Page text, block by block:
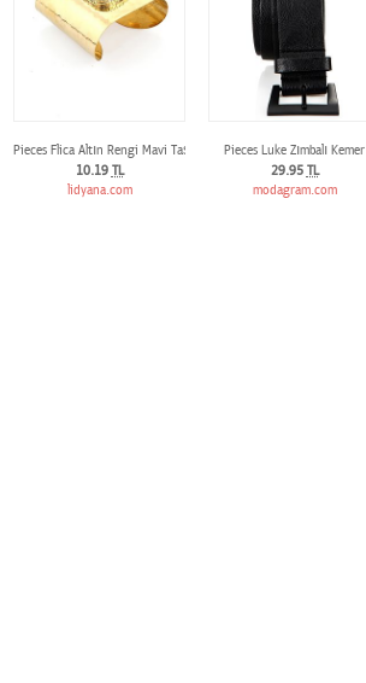
Pieces Flica Altın Rengi Mavi Taşlı Bileklik
10.19 TL
lidyana.com
Pieces Luke Zımbalı Kemer
29.95 TL
modagram.com